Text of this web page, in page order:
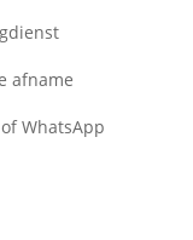
afname
WhatsApp